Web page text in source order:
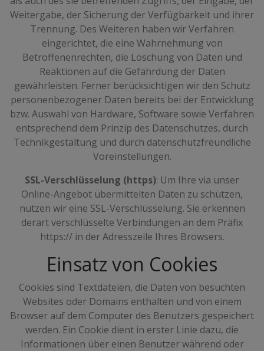
Weitergabe, der Sicherung der Verfügbarkeit und ihrer
Trennung. Des Weiteren haben wir Verfahren
eingerichtet, die eine Wahrnehmung von
Betroffenenrechten, die Löschung von Daten und
Reaktionen auf die Gefährdung der Daten
gewährleisten. Ferner berücksichtigen wir den Schutz
personenbezogener Daten bereits bei der Entwicklung
bzw. Auswahl von Hardware, Software sowie Verfahren
entsprechend dem Prinzip des Datenschutzes, durch
Technikgestaltung und durch datenschutzfreundliche
Voreinstellungen.
SSL-Verschlüsselung (https): Um Ihre via unser
Online-Angebot übermittelten Daten zu schützen,
nutzen wir eine SSL-Verschlüsselung. Sie erkennen
derart verschlüsselte Verbindungen an dem Präfix
https:// in der Adresszeile Ihres Browsers.
Einsatz von Cookies
Cookies sind Textdateien, die Daten von besuchten
Websites oder Domains enthalten und von einem
Browser auf dem Computer des Benutzers gespeichert
werden. Ein Cookie dient in erster Linie dazu, die
Informationen über einen Benutzer während oder